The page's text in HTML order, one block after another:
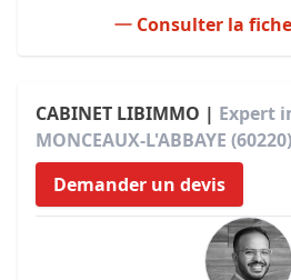
Consulter la
CABINET LIBIMMO | Expert
MONCEAUX-L'ABBAYE (60220)
Demander un devis